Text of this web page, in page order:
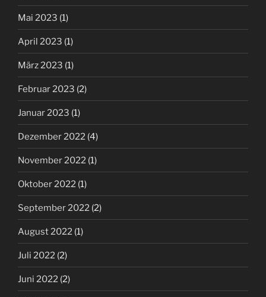
Mai 2023 (1)
April 2023 (1)
März 2023 (1)
Februar 2023 (2)
Januar 2023 (1)
Dezember 2022 (4)
November 2022 (1)
Oktober 2022 (1)
September 2022 (2)
August 2022 (1)
Juli 2022 (2)
Juni 2022 (2)